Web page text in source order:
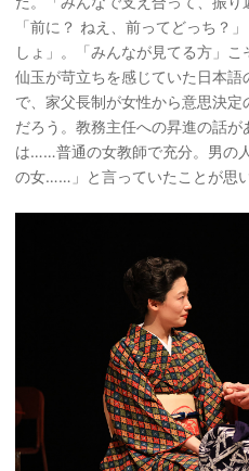
「前に？ ねえ、前ってどっち？
しょ」。「みんなが見てる方」こ
仙玉が苛立ちを感じていた日本
で、家父長制が女性から意思決
だろう。教務主任への昇進の話
は……普通の女教師で充分。男の
の女……」と言っていたことが思い